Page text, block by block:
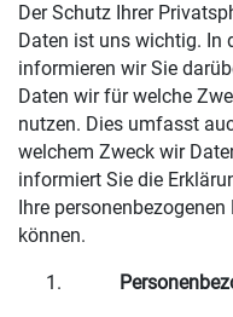
Der Schutz Ihrer
Daten ist uns wichtig. In
informieren wir Sie
Daten wir für welche
nutzen. Dies umfasst
welchem Zweck wir
informiert Sie die
Ihre
können.